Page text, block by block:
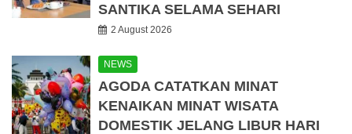
SANTIKA SELAMA SEHARI
2 August 2026
NEWS
AGODA CATATKAN MINAT
KENAIKAN MINAT WISATA
DOMESTIK JELANG LIBUR HARI